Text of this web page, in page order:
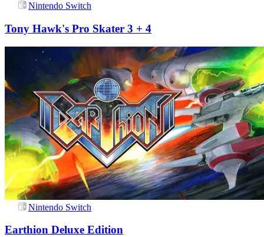
Nintendo Switch
Tony Hawk's Pro Skater 3 + 4
Nintendo Switch
Earthion Deluxe Edition